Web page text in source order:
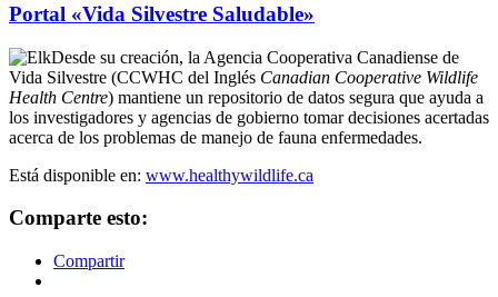
Portal «Vida Silvestre Saludable»
Desde su creación, la Agencia Cooperativa Canadiense de
Vida Silvestre (CCWHC del Inglés Canadian Cooperative Wildlife
Health Centre) mantiene un repositorio de datos segura que ayuda a
los investigadores y agencias de gobierno tomar decisiones acertadas
acerca de los problemas de manejo de fauna enfermedades.
Está disponible en: www.healthywildlife.ca
Comparte esto:
Compartir